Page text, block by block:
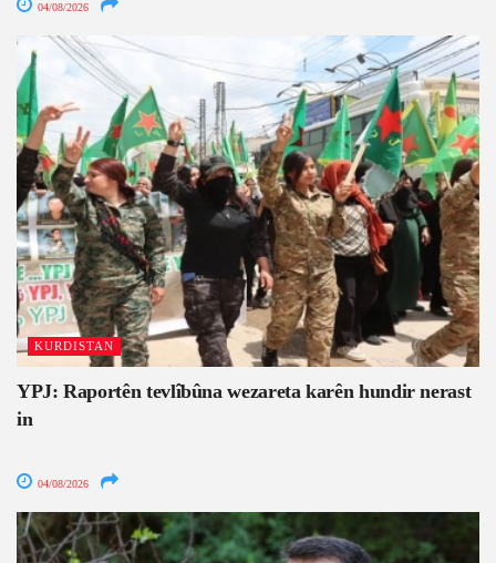
04/08/2026
KURDISTAN
YPJ: Raportên tevlîbûna wezareta karên hundir nerast
in
04/08/2026